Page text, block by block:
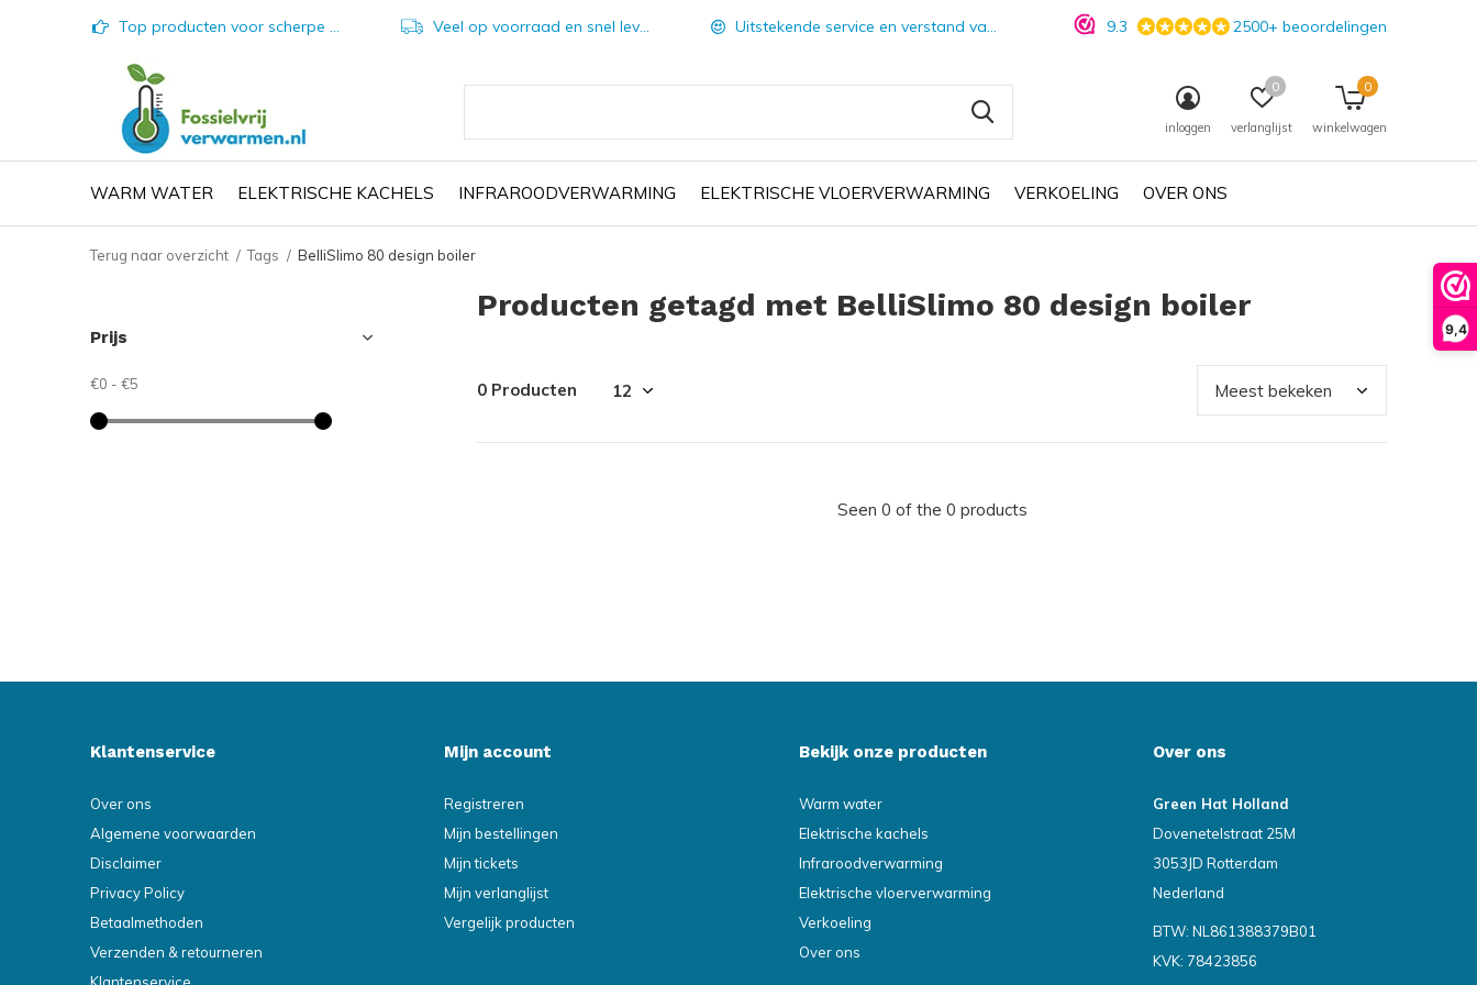
9,4
WARM WATER ELEKTRISCHE KACHELS INFRAROODVERWARMING ELEKTRISCHE VLOERVERWARMING VERKOELING OVER ONS
inloggen verlanglijst
0
winkelwagen
0
Top producten voor scherpe prijzen Veel op voorraad en snel leverbaar Uitstekende service en verstand van zaken 9.3 2500+ beoordelingen
Terug naar overzicht Tags BelliSlimo 80 design boiler
Producten getagd met BelliSlimo 80 design boiler
0 Producten
Seen 0 of the 0 products
Prijs
€0 - €5
Klantenservice
Over ons
Algemene voorwaarden
Disclaimer
Privacy Policy
Betaalmethoden
Verzenden & retourneren
Mijn account
Registreren
Mijn bestellingen
Mijn tickets
Mijn verlanglijst
Vergelijk producten
Bekijk onze producten
Warm water
Elektrische kachels
Infraroodverwarming
Elektrische vloerverwarming
Verkoeling
Over ons
Over ons
Green Hat Holland
Dovenetelstraat 25M
3053JD Rotterdam
Nederland
BTW: NL861388379B01
KVK: 78423856